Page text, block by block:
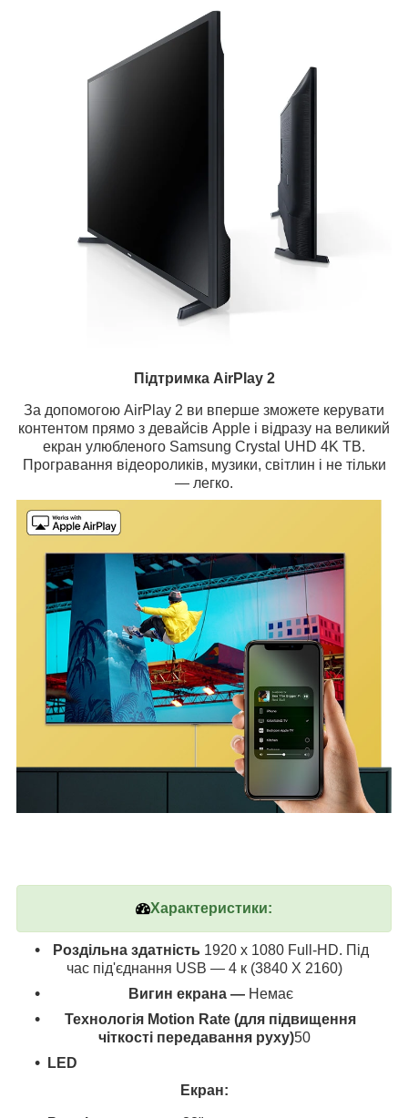
Підтримка AirPlay 2
За допомогою AirPlay 2 ви вперше зможете керувати
контентом прямо з девайсів Apple і відразу на великий
екран улюбленого Samsung Crystal UHD 4K ТВ.
Програвання відеороликів, музики, світлин і не тільки
— легко.
Характеристики:
Роздільна здатність 1920 x 1080 Full-HD. Під
час під'єднання USB — 4 к (3840 Х 2160)
Вигин екрана — Немає
Технологія Motion Rate (для підвищення
чіткості передавання руху)50
LED
Екран: